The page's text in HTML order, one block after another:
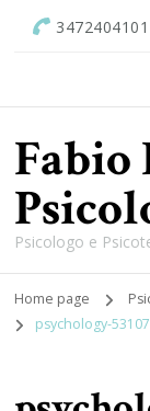
3472404101
Fabio
Psicologo e
Home page
psychology-